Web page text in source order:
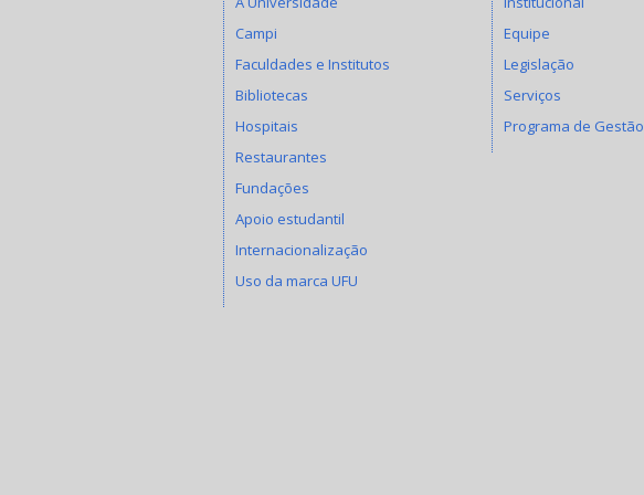
Campi
Faculdades e Institutos
Bibliotecas
Hospitais
Restaurantes
Fundações
Apoio estudantil
Internacionalização
Uso da marca UFU
Equipe
Legislação
Serviços
Programa de Gestão